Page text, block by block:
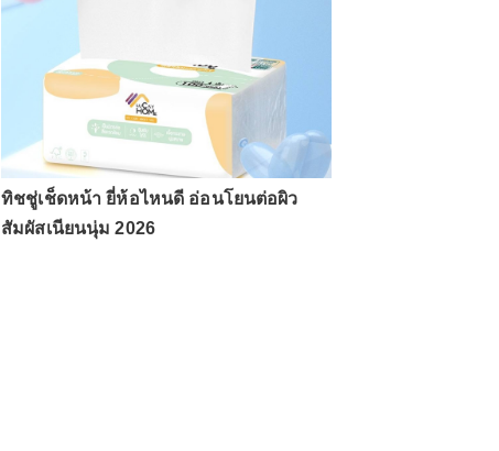
ทิชชู่เช็ดหน้า ยี่ห้อไหนดี อ่อนโยนต่อผิว
สัมผัสเนียนนุ่ม 2026